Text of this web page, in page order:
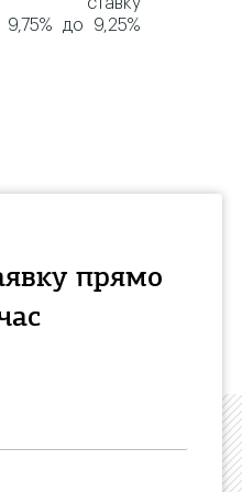
ставку
до 9,25%
прямо